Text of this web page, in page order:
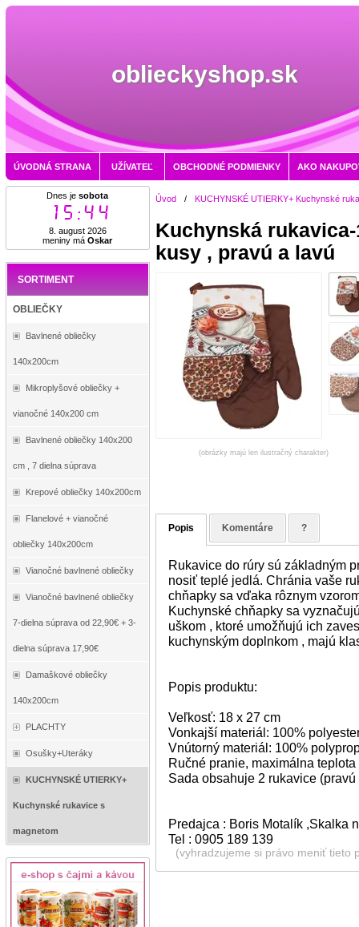
oblieckyshop.sk
ÚVODNÁ STRANA UŽÍVATEĽ OBCHODNÉ PODMIENKY AKO
Dnes jesobota
15:44
8. august 2026
meniny máOskar
SORTIMENT
OBLIEČKY
Bavlnené obliečky
140x200cm
Mikroplyšové obliečky +
vianočné 140x200 cm
Bavlnené obliečky 140x200
cm , 7 dielna súprava
Krepové obliečky 140x200cm
Flanelové + vianočné
obliečky 140x200cm
Vianočné bavlnené obliečky
Vianočné bavlnené obliečky
7-dielna súprava od 22,90€ + 3-
dielna súprava 17,90€
Damaškové obliečky
140x200cm
PLACHTY
Osušky+Uteráky
KUCHYNSKÉ UTIERKY+
Kuchynské rukavice s
magnetom
Úvod / KUCHYNSKÉ UTIERKY+ Kuchynské
Kuchynská
kusy , pravú a lavú
(obrázky majú len ilustračný charakter)
Popis Komentáre ?
Rukavice do rúry sú základným
nosiť teplé jedlá. Chránia vaše
chňapky sa vďaka rôznym
Kuchynské chňapky sa
uškom , ktoré umožňujú ich
kuchynským doplnkom , majú
Popis produktu:
Veľkosť: 18 x 27 cm
Vonkajší materiál: 100%
Vnútorný materiál: 100%
Ručné pranie, maximálna teplota
Sada obsahuje 2 rukavice
Predajca : Boris Motalík ,Skalka
Tel : 0905 189 139
(vyhradzujeme si právo meniť tieto